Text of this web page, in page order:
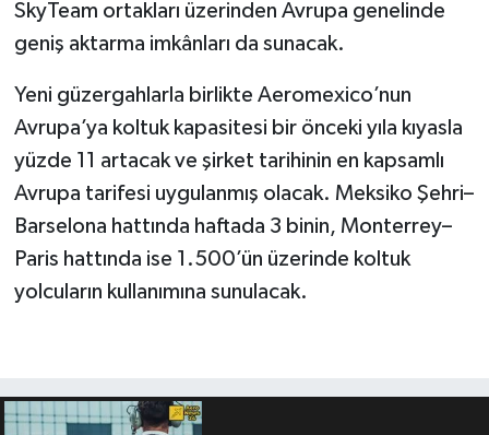
SkyTeam ortakları üzerinden Avrupa genelinde
geniş aktarma imkânları da sunacak.
Yeni güzergahlarla birlikte Aeromexico’nun
Avrupa’ya koltuk kapasitesi bir önceki yıla kıyasla
yüzde 11 artacak ve şirket tarihinin en kapsamlı
Avrupa tarifesi uygulanmış olacak. Meksiko Şehri–
Barselona hattında haftada 3 binin, Monterrey–
Paris hattında ise 1.500’ün üzerinde koltuk
yolcuların kullanımına sunulacak.